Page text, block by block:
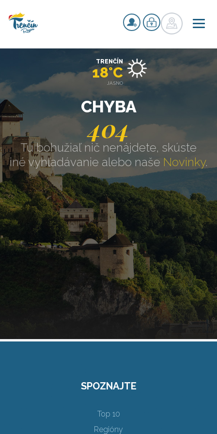
CHYBA
404
Tu bohužiaľ nič nenájdete, skúste
iné vyhľadávanie alebo naše Novinky.
TRENČÍN
18°C
JASNO
SPOZNAJTE
Top 10
Regióny